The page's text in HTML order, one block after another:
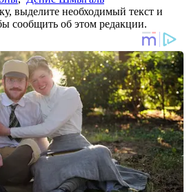
выделите необходимый текст и
сообщить об этом редакции.